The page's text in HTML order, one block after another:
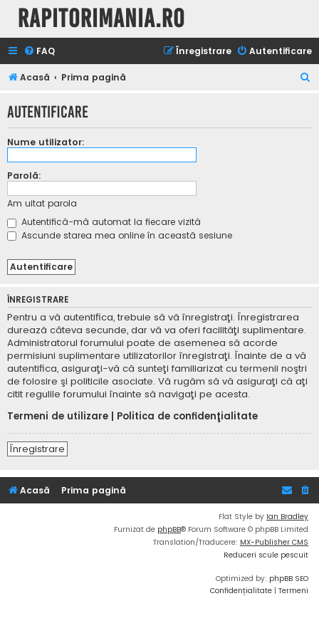
Rapitorimania.ro
FAQ Autentificare
Înregistrare
Acasă Prima pagină
t
Autentificare
Nume utilizator:
Parolă:
Am uitat parola
Autentifică-mă automat la fiecare vizită
Ascunde starea mea online în această sesiune
ÎNREGISTRARE
Pentru a vă autentifica, trebuie să vă înregistraţi. Înregistrarea
durează câteva secunde, dar vă va oferi facilităţi suplimentare.
Administratorul forumului poate de asemenea să acorde
permisiuni suplimentare utilizatorilor înregistraţi. Înainte de a vă
autentifica, asiguraţi-vă că sunteţi familiarizat cu termenii noştri
de folosire şi politicile asociate. Vă rugăm să vă asiguraţi că aţi
citit regulile forumului înainte să navigaţi pe acesta.
Termeni de utilizare
Politica de confidenţialitate
Înregistrare
Acasă Prima pagină
Flat Style by Ian Bradley
Furnizat de phpBB® Forum Software © phpBB Limited
Translation/Traducere: MX-Publisher CMS
Reduceri scule pescuit
Optimized by: phpBB SEO
Confidențialitate | Termeni